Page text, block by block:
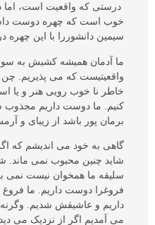
درستی که واقعیت است، اما
خوب است که چهره دوست
سیمین دانشوررا با این چهره
ما آدمان همیشه کشیش به سوی
واقعیتیست که می پذیریم. چن
خاطر نا خوب رویی هنر و یا
کنیم. ما دوست داریم مجذوب
برمان پور باشد از زیبای و
گاهی به خود می اندیشم که
شاید چنین محبوب نمی ماند.
سلیقه ما همخوان نیست نمی
فروغرا دوست داریم. ما
داریم و عاشیقش شدیم.
می آمدیم اگر از نزدیک می